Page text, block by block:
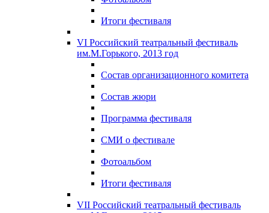
Итоги фестиваля
VI Российский театральный фестиваль
им.М.Горького, 2013 год
Состав организационного комитета
Состав жюри
Программа фестиваля
СМИ о фестивале
Фотоальбом
Итоги фестиваля
VII Российский театральный фестиваль